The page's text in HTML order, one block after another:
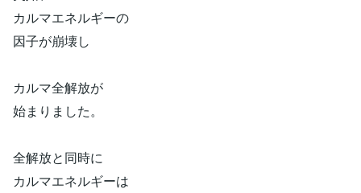
カルマエネルギーの
因子が崩壊し
カルマ全解放が
始まりました。
全解放と同時に
カルマエネルギーは